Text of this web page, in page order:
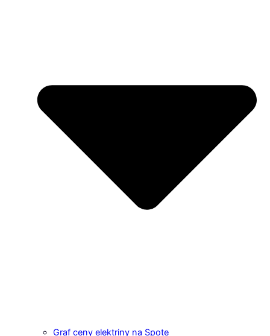
Graf ceny elektriny na Spote